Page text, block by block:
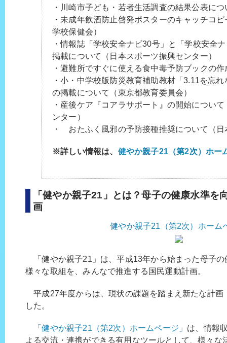
・川崎市子ども・若者生活調査の結果公表に
・未成年飲酒防止啓発ポスターのキャッチコ
学校保健会）
・情報誌「学校安全ナビ30号」と「学校安全
掲載について（日本スポーツ振興センター）
・避難所ですぐに使える食中毒予防ブックの
・小・中学校版防災教育補助教材「3.11を忘
の掲載について（東京都教育委員会）
・産後ケア『コアラサポート』の開始につい
ンター）
・ おたふく風邪の予防接種推奨について（日
※詳しい情報は、 健やか親子21（第2次）ホー
「健やか親子21」とは？母子の健康水準を
画
健やか親子21（第2次）ホーム
「健やか親子21」は、平成13年から始まった母子の
様々な取組を、みんなで推進する国民運動計画。
平成27年度からは、現状の課題を踏まえ新たな計画
した。
「健やか親子21（第2次）ホームページ」 は、情報
よる交流・連携ができる有用なツールとして、様々な